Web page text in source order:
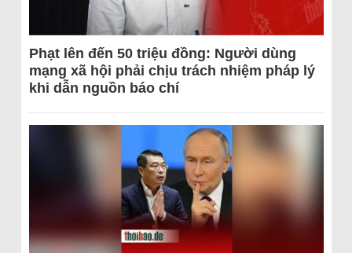
Phạt lên đến 50 triệu đồng: Người dùng
mạng xã hội phải chịu trách nhiệm pháp lý
khi dẫn nguồn báo chí